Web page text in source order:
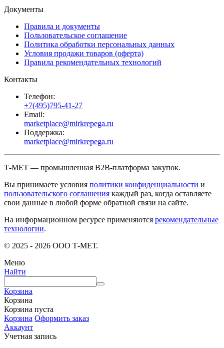
Документы
Правила и документы
Пользовательское соглашение
Политика обработки персональных данных
Условия продажи товаров (оферта)
Правила рекомендательных технологий
Контакты
Телефон:
+7(495)795-41-27
Email:
marketplace@mirkrepega.ru
Поддержка:
marketplace@mirkrepega.ru
Т-МЕТ — промышленная B2B-платформа закупок.
Вы принимаете условия политики конфиденциальности и
пользовательского соглашения каждый раз, когда оставляете
свои данные в любой форме обратной связи на сайте.
На информационном ресурсе применяются рекомендательные
технологии.
© 2025 - 2026 ООО Т-МЕТ.
Меню
Найти
Корзина
Корзина
Корзина пуста
Корзина Оформить заказ
Аккаунт
Учетная запись